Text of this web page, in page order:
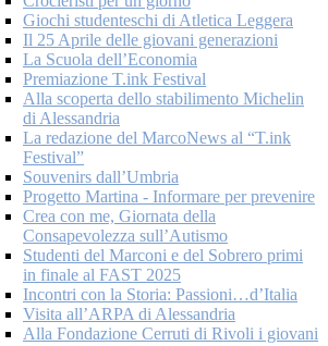
Giochi studenteschi di Atletica Leggera
Il 25 Aprile delle giovani generazioni
La Scuola dell’Economia
Premiazione T.ink Festival
Alla scoperta dello stabilimento Michelin
di Alessandria
La redazione del MarcoNews al “T.ink
Festival”
Souvenirs dall’Umbria
Progetto Martina - Informare per prevenire
Crea con me, Giornata della
Consapevolezza sull’Autismo
Studenti del Marconi e del Sobrero primi
in finale al FAST 2025
Incontri con la Storia: Passioni…d’Italia
Visita all’ARPA di Alessandria
Alla Fondazione Cerruti di Rivoli i giovani